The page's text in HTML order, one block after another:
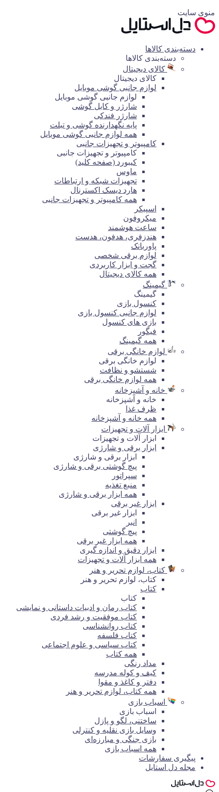
منوی سایت
دسته‌بندی کالاها
دسته‌بندی کالاها
کالای دیجیتال
کالای دیجیتال
لوازم جانبی گوشی موبایل
لوازم جانبی گوشی موبایل
شارژر و کابل گوشی
شارژر فندکی
پایه نگهدارنده گوشی و تبلت
همه لوازم جانبی گوشی موبایل
کامپیوتر و تجهیزات جانبی
کامپیوتر و تجهیزات جانبی
کیبورد (صفحه کلید)
ماوس
تجهیزات شبکه و ارتباطات
هارد دیسک اکسترنال
همه کامپیوتر و تجهیزات جانبی
اسپیکر
میکروفون
ساعت هوشمند
هندزفری، هدفون، هدست
پاوربانک
لوازم برقی شخصی
گجت و ابزار کاربردی
همه کالای دیجیتال
گیمینگ
گیمینگ
کنسول بازی
لوازم جانبی کنسول بازی
بازی های کنسول
فیگور
همه گیمینگ
لوازم خانگی برقی
لوازم خانگی برقی
شستشو و نظافت
همه لوازم خانگی برقی
خانه و آشپزخانه
خانه و آشپزخانه
ظرف غذا
همه خانه و آشپزخانه
ابزار آلات و تجهیزات
ابزار آلات و تجهیزات
ابزار برقی و شارژی
ابزار برقی و شارژی
پیچ گوشتی برقی و شارژی
سپراتور
منبع تغذیه
همه ابزار برقی و شارژی
ابزار غیر برقی
ابزار غیر برقی
انبر
پیچ گوشتی
همه ابزار غیر برقی
ابزار دقیق و اندازه گیری
همه ابزار آلات و تجهیزات
کتاب، لوازم تحریر و هنر
کتاب، لوازم تحریر و هنر
کتاب
کتاب
کتاب رمان و ادبیات داستانی و نمایشی
کتاب موفقیت و رشد فردی
کتاب روانشناسی
کتاب فلسفه
کتاب سیاسی و علوم اجتماعی
همه کتاب
مداد رنگی
کیف و کوله مدرسه
دفتر و کاغذ و مقوا
همه کتاب، لوازم تحریر و هنر
اسباب بازی
اسباب بازی
ساختنی، لگو و پازل
وسایل بازی نقلیه و کنترلی
بازی جنگی و مبارزه‌ای
همه اسباب بازی
پیگیری سفارشات
مجله دل استایل